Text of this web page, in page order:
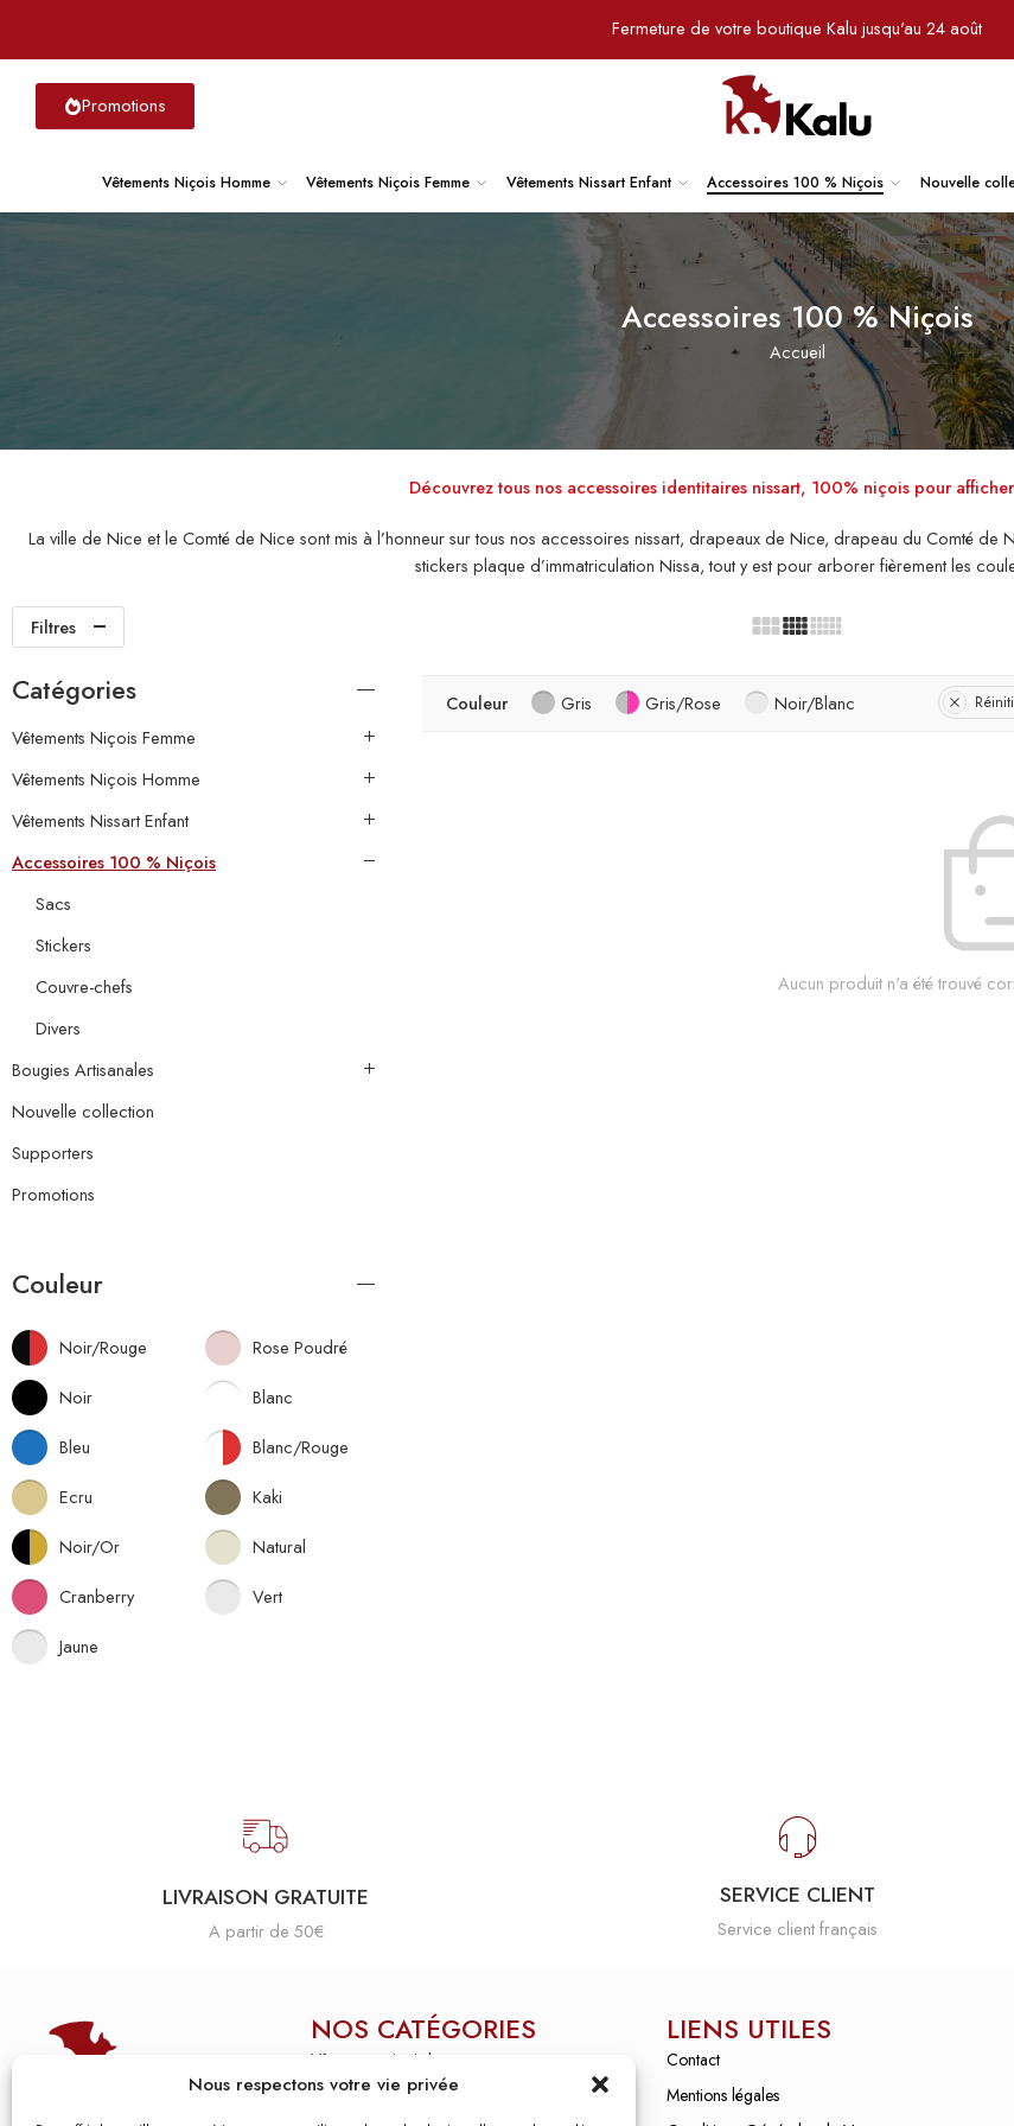
Nous respectons votre vie privée
Fermeture de votre boutique Kalu jusqu'au 24 août
Promotions
Vêtements Niçois Homme Vêtements Niçois Femme Vêtements Nissart Enfant Accessoires 100 % Niçois Nouvelle
Accessoires 100 % Niçois
Accueil
Découvrez tous nos accessoires identitaires nissart, 100% niçois pour
La ville de Nice et le Comté de Nice sont mis à l’honneur sur tous nos accessoires nissart, drapeaux de Nice, drapeau du Comté
stickers plaque d’immatriculation Nissa, tout y est pour arborer fièrement les
Filtres
Couleur Gris Gris/Rose Noir/Blanc
Aucun produit n'a été trouvé
Catégories
Vêtements Niçois Femme
Vêtements Niçois Homme
Vêtements Nissart Enfant
Accessoires 100 % Niçois
Sacs
Stickers
Couvre-chefs
Divers
Bougies Artisanales
Nouvelle collection
Supporters
Promotions
Couleur
Noir/Rouge
Rose Poudré
Noir
Blanc
Bleu
Blanc/Rouge
Ecru
Kaki
Noir/Or
Natural
Cranberry
Vert
Jaune
LIVRAISON GRATUITE
A partir de 50€
SERVICE CLIENT
Service client français
NOS CATÉGORIES
Vêtements niçois homme
Vêtements niçois femme
LIENS UTILES
Contact
Mentions légales